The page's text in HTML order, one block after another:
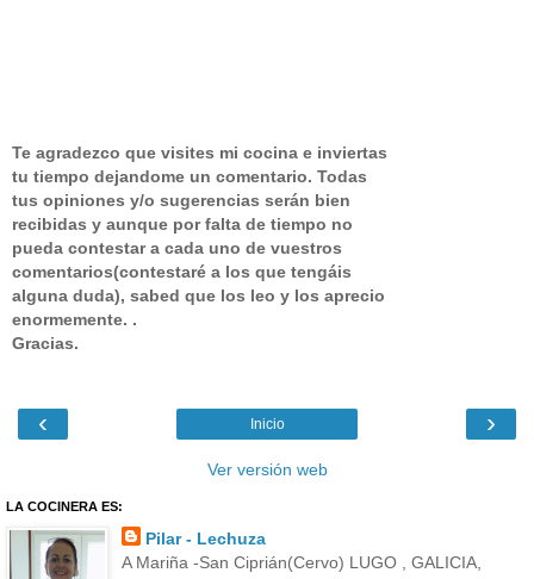
Te agradezco que visites mi cocina e inviertas
tu tiempo dejandome un comentario. Todas
tus opiniones y/o sugerencias serán bien
recibidas y aunque por falta de tiempo no
pueda contestar a cada uno de vuestros
comentarios(contestaré a los que tengáis
alguna duda), sabed que los leo y los aprecio
enormemente. .
Gracias.
‹ ›
Inicio
Ver versión web
LA COCINERA ES:
Pilar - Lechuza
A Mariña -San Ciprián(Cervo) LUGO , GALICIA,